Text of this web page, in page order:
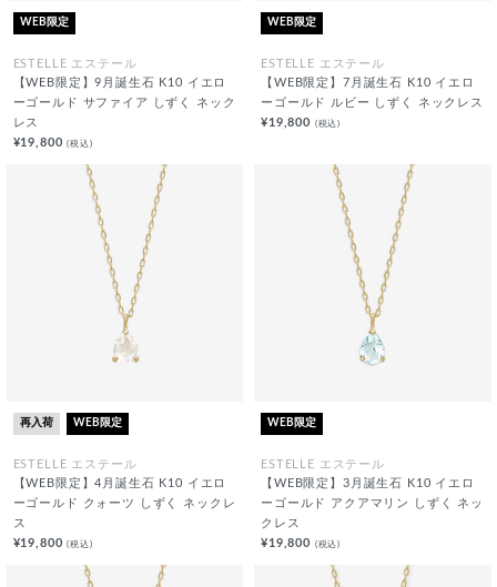
WEB限定
ESTELLE エステール
【WEB限定】9月誕生石 K10 イエロ
ーゴールド サファイア しずく ネック
レス
¥19,800(税込)
WEB限定
ESTELLE エステール
【WEB限定】7月誕生石 K10 イエロ
ーゴールド ルビー しずく ネックレス
¥19,800 (税込)
再入荷 WEB限定
ESTELLE エステール
【WEB限定】4月誕生石 K10 イエロ
ーゴールド クォーツ しずく ネックレ
ス
¥19,800(税込)
WEB限定
ESTELLE エステール
【WEB限定】3月誕生石 K10 イエロ
ーゴールド アクアマリン しずく ネッ
クレス
¥19,800 (税込)